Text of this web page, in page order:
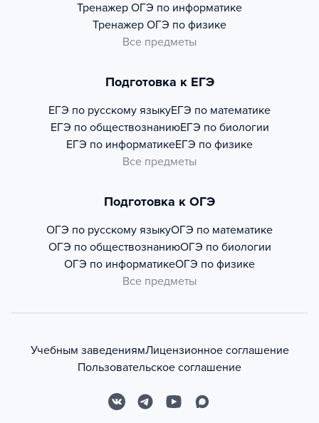
Тренажер ОГЭ по информатике
Тренажер ОГЭ по физике
Все предметы
Подготовка к ЕГЭ
ЕГЭ по русскому языкуЕГЭ по математике
ЕГЭ по обществознаниюЕГЭ по биологии
ЕГЭ по информатикеЕГЭ по физике
Все предметы
Подготовка к ОГЭ
ОГЭ по русскому языкуОГЭ по математике
ОГЭ по обществознаниюОГЭ по биологии
ОГЭ по информатикеОГЭ по физике
Все предметы
Учебным заведениямЛицензионное соглашение
Пользовательское соглашение